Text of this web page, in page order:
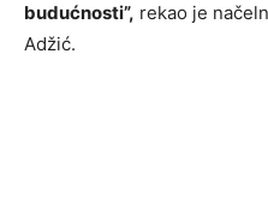
budućnosti”, rekao je
Adžić.